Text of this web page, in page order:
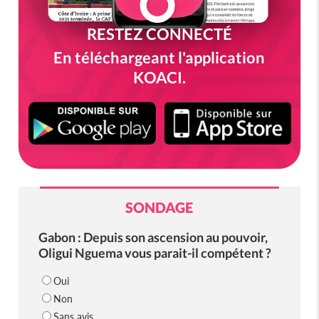
RESTEZ CONNECTÉ
En téléchargeant l'application
KOACI.
SONDAGE
Gabon : Depuis son ascension au pouvoir,
Oligui Nguema vous parait-il compétent ?
Oui
Non
Sans avis